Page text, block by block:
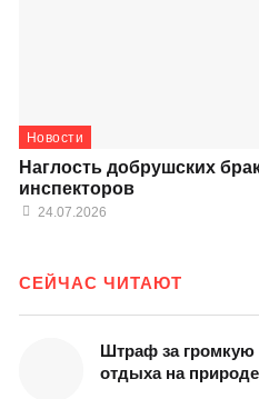
Новости
Наглость добрушских
инспекторов
24.07.2026
СЕЙЧАС ЧИТАЮТ
Штраф за громкую
отдыха на природе